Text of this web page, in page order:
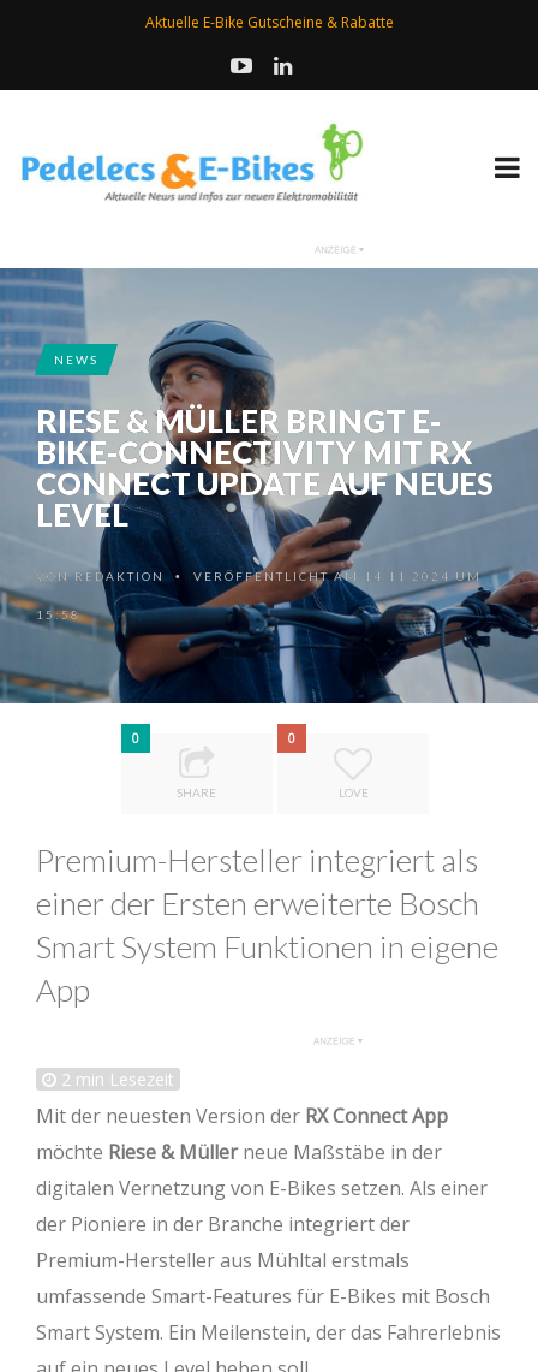
Aktuelle E-Bike Gutscheine & Rabatte
NEWS
RIESE & MÜLLER BRINGT E-
BIKE-CONNECTIVITY MIT RX
CONNECT UPDATE AUF NEUES
LEVEL
VON REDAKTION • VERÖFFENTLICHT AM 14.11.2024 UM
15:58
0
SHARE
0
LOVE
Premium-Hersteller integriert als
einer der Ersten erweiterte Bosch
Smart System Funktionen in eigene
App
2 min Lesezeit
Mit der neuesten Version der RX Connect App
möchte Riese & Müllerneue Maßstäbe in der
digitalen Vernetzung von E-Bikes setzen. Als einer
der Pioniere in der Branche integriert der
Premium-Hersteller aus Mühltal erstmals
umfassende Smart-Features für E-Bikes mit Bosch
Smart System. Ein Meilenstein, der das Fahrerlebnis